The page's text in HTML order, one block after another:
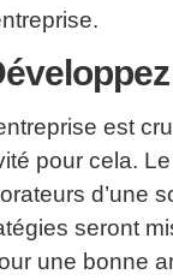
est
pour cela.
d’une
seront
une bonne